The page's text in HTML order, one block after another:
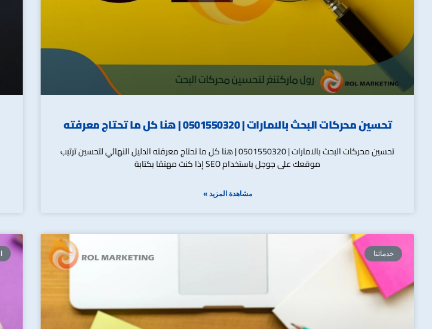
تحسين محركات البحث بالامارات | 0501550320 | هنا كل ما تحتاج معرفته
تحسين محركات البحث بالامارات | 0501550320 | هنا كل ما تحتاج معرفته الدليل النهائي لتحسين ترتيب
موقعك على جوجل باستخدام SEO إذا كنت مهتمًا بكتابة
مشاهدة المزيد »
خدماتنا